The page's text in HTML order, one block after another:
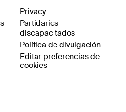
Privacy
Partidarios
discapacitados
Política de divulgación
Editar preferencias de
cookies